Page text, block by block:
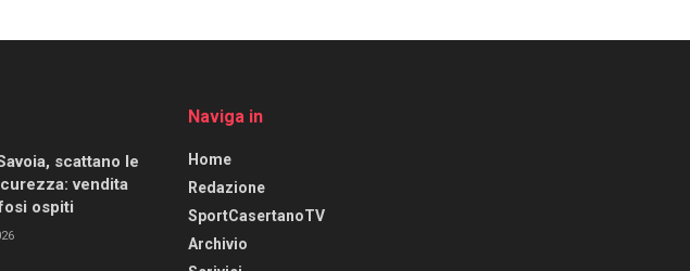
scattano le
vendita
ospiti
Naviga in
Home
Redazione
SportCasertanoTV
Archivio